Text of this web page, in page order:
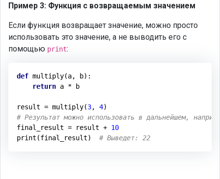
Пример 3: Функция с возвращаемым значением
Если функция возвращает значение, можно просто
использовать это значение, а не выводить его с
помощью print:
def multiply(a, b) :
return a * b
result = multiply(3, 4
# Результат можно использовать в дальнейшем,
final_result = result + 10
print(final_result) # Выведет: 22